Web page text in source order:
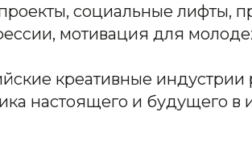
социальные лифты,
мотивация для
креативные индустрии
настоящего и будущего в